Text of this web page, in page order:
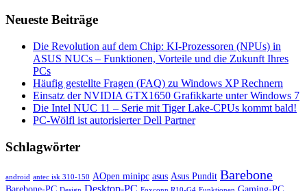
Neueste Beiträge
Die Revolution auf dem Chip: KI-Prozessoren (NPUs) in
ASUS NUCs – Funktionen, Vorteile und die Zukunft Ihres
PCs
Häufig gestellte Fragen (FAQ) zu Windows XP Rechnern
Einsatz der NVIDIA GTX1650 Grafikkarte unter Windows 7
Die Intel NUC 11 – Serie mit Tiger Lake-CPUs kommt bald!
PC-Wölfl ist autorisierter Dell Partner
Schlagwörter
android antec isk 310-150 AOpen minipc asus Asus Pundit Barebone
Desktop-PC